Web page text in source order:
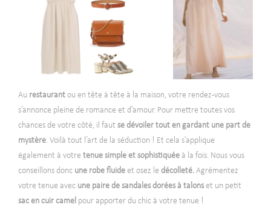
Au restaurant ou en tête à tête à la maison, votre rendez-vous
s’annonce pleine de romance et d’amour. Pour mettre toutes vos
chances de votre côté, il faut se dévoiler tout en gardant une part de
mystère. Voilà tout l’art de la séduction ! Et cela s’applique
également à votre tenue simple et sophistiquée à la fois. Nous vous
conseillons donc une robe fluide et osez le décolleté. Agrémentez
votre tenue avec une paire de sandales dorées à talonset un petit
sac en cuir camel pour apporter du chic à votre tenue !